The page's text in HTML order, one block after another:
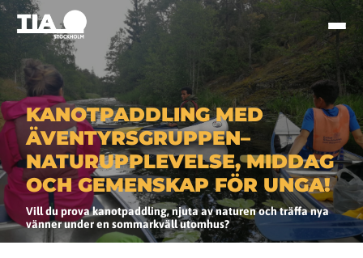
KANOTPADDLING MED
ÄVENTYRSGRUPPEN–
NATURUPPLEVELSE, MIDDAG
OCH GEMENSKAP FÖR UNGA!
Vill du prova kanotpaddling, njuta av naturen och träffa nya
vänner under en sommarkväll utomhus?